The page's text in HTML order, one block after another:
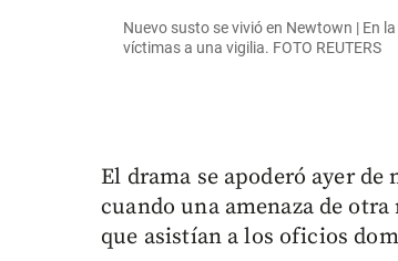
Nuevo susto se vivió en Newtown | En
víctimas a una vigilia. FOTO REUTERS
El drama se apoderó ayer
cuando una amenaza de
que asistían a los oficios